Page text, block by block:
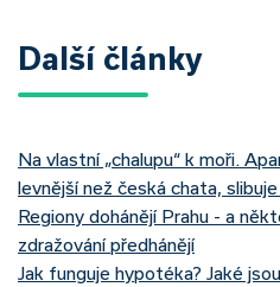
Další články
Na vlastní „chalupu“ k moři.
levnější než česká chata,
Regiony dohánějí Prahu - a
zdražování předhánějí
Jak funguje hypotéka? Jaké